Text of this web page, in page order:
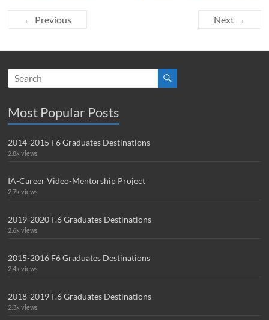
← Previous Next →
Most Popular Posts
2014-2015 F6 Graduates Destinations
2.8k views
IA-Career Video-Mentorship Project
2.7k views
2019-2020 F.6 Graduates Destinations
2.6k views
2015-2016 F6 Graduates Destinations
2.4k views
2018-2019 F.6 Graduates Destinations
2.3k views